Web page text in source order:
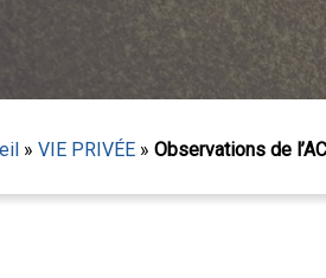
» VIE PRIVÉE » Observations de